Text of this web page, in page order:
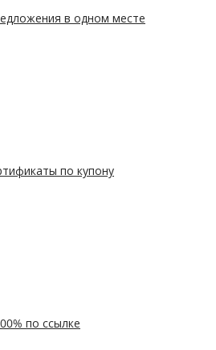
в одном месте
по купону
по ссылке